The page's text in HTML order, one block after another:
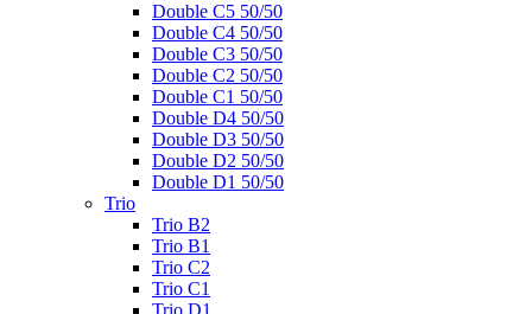
Double C5 50/50
Double C4 50/50
Double C3 50/50
Double C2 50/50
Double C1 50/50
Double D4 50/50
Double D3 50/50
Double D2 50/50
Double D1 50/50
Trio
Trio B2
Trio B1
Trio C2
Trio C1